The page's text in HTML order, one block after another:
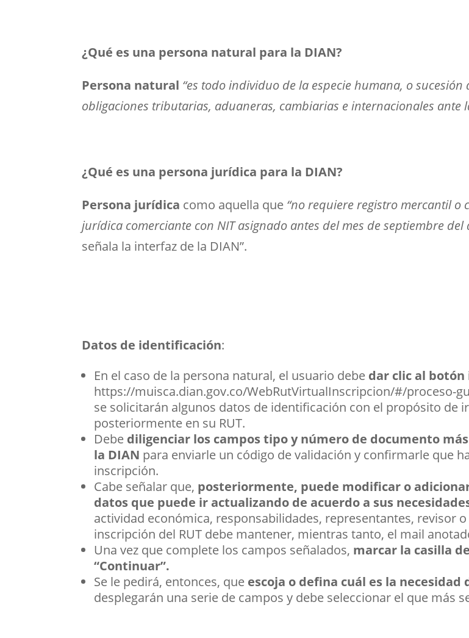
¿Qué es una persona natural para la DIAN?
Persona natural “es todo individuo de la especie humana, o
obligaciones tributarias, aduaneras, cambiarias e internacionales ante
¿Qué es una persona jurídica para la DIAN?
Persona jurídica como aquella que “no requiere registro mercantil o
jurídica comerciante con NIT asignado antes del mes de septiembre
señala la interfaz de la DIAN”.
Datos de identificación:
En el caso de la persona natural, el usuario debe dar clic al botón
https://muisca.dian.gov.co/WebRutVirtualInscripcion/#/proceso-
se solicitarán algunos datos de identificación con el propósito de
posteriormente en su RUT.
Debe diligenciar los campos tipo y número de documento
la DIAN para enviarle un código de validación y confirmarle que
inscripción.
Cabe señalar que, posteriormente, puede modificar o
datos que puede ir actualizando de acuerdo a sus
actividad económica, responsabilidades, representantes, revisor
inscripción del RUT debe mantener, mientras tanto, el mail
Una vez que complete los campos señalados, marcar la casilla
“Continuar”.
Se le pedirá, entonces, que escoja o defina cuál es la necesidad
desplegarán una serie de campos y debe seleccionar el que más